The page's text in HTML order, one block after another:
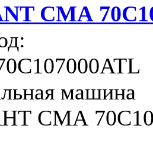
СМА
машина
СМА